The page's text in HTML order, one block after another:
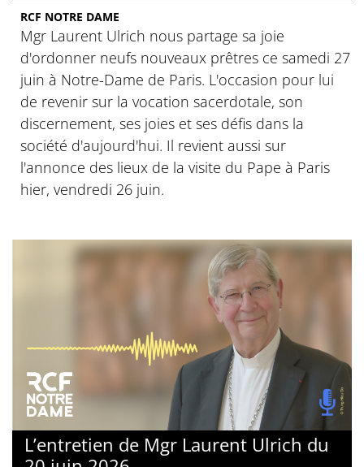
RCF NOTRE DAME
Mgr Laurent Ulrich nous partage sa joie
d'ordonner neufs nouveaux prêtres ce samedi 27
juin à Notre-Dame de Paris. L'occasion pour lui
de revenir sur la vocation sacerdotale, son
discernement, ses joies et ses défis dans la
société d'aujourd'hui. Il revient aussi sur
l'annonce des lieux de la visite du Pape à Paris
hier, vendredi 26 juin.
L’entretien de Mgr Laurent Ulrich du